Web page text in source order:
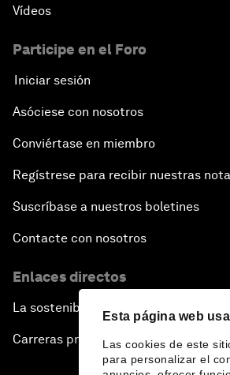
Esta página web
Las cookies de este
para personalizar el
Vídeos
Participe en el Foro
Iniciar sesión
Asóciese con nosotros
Conviértase en miembro
Regístrese para recibir nuestras
Suscríbase a nuestros boletines
Contacte con nosotros
Enlaces directos
La sostenibilidad en el Foro
Carreras profesionales